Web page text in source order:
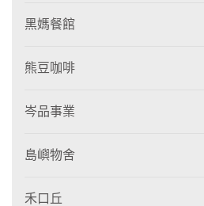
黑媽餐館
熊豆咖啡
岑品事業
島嶼物舍
禾口丘